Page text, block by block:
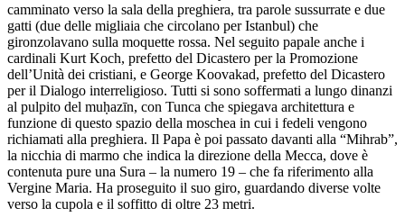
camminato verso la sala della preghiera, tra parole sussurrate e due
gatti (due delle migliaia che circolano per Istanbul) che
gironzolavano sulla moquette rossa. Nel seguito papale anche i
cardinali Kurt Koch, prefetto del Dicastero per la Promozione
dell’Unità dei cristiani, e George Koovakad, prefetto del Dicastero
per il Dialogo interreligioso. Tutti si sono soffermati a lungo dinanzi
al pulpito del muḥazīn, con Tunca che spiegava architettura e
funzione di questo spazio della moschea in cui i fedeli vengono
richiamati alla preghiera. Il Papa è poi passato davanti alla “Mihrab”,
la nicchia di marmo che indica la direzione della Mecca, dove è
contenuta pure una Sura – la numero 19 – che fa riferimento alla
Vergine Maria. Ha proseguito il suo giro, guardando diverse volte
verso la cupola e il soffitto di oltre 23 metri.